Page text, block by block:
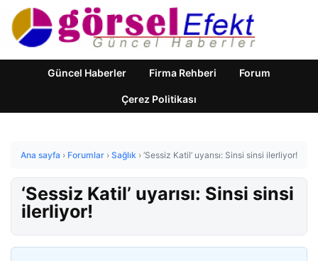
Güncel Haberler Firma Rehberi Forum
Çerez Politikası
Ana sayfa › Forumlar › Sağlık › ‘Sessiz Katil’ uyarısı: Sinsi sinsi ilerliyor!
‘Sessiz Katil’ uyarısı: Sinsi sinsi
ilerliyor!